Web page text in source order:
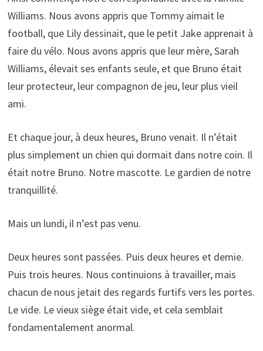
Williams. Nous avons appris que Tommy aimait le
football, que Lily dessinait, que le petit Jake apprenait à
faire du vélo. Nous avons appris que leur mère, Sarah
Williams, élevait ses enfants seule, et que Bruno était
leur protecteur, leur compagnon de jeu, leur plus vieil
ami.
Et chaque jour, à deux heures, Bruno venait. Il n’était
plus simplement un chien qui dormait dans notre coin. Il
était notre Bruno. Notre mascotte. Le gardien de notre
tranquillité.
Mais un lundi, il n’est pas venu.
Deux heures sont passées. Puis deux heures et demie.
Puis trois heures. Nous continuions à travailler, mais
chacun de nous jetait des regards furtifs vers les portes.
Le vide. Le vieux siège était vide, et cela semblait
fondamentalement anormal.